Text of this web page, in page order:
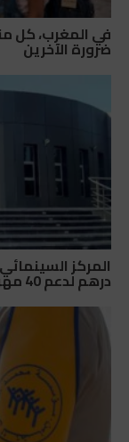
في المغرب، كل
ضرورة الآخرين
درهم لدعم 40 مهرجانا وتظاهرة سينمائية